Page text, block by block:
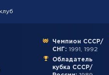
Чемпион СССР/
СНГ: 1991, 1992
Обладатель
кубка СССР/